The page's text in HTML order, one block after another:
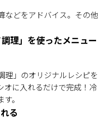
などをアドバイス。その他
理」を使ったメニュー
理」のオリジナルレシピを
オに入れるだけで完成！冷
。
る